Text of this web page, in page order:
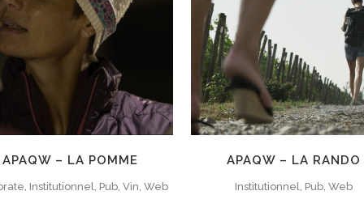
APAQW – LA POMME
Institutionnel, Pub, Vin, Web
APAQW – LA RANDO
Institutionnel, Pub, Web